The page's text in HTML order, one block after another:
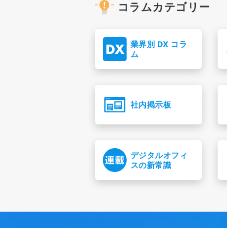
コラムカテゴリー
業界別 DX コラ
ム
社内掲示板
デジタルオフィ
スの新常識